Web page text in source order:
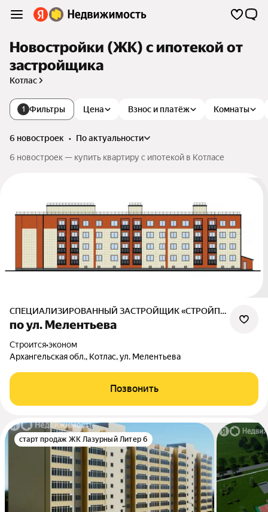
Новостройки (ЖК) с ипотекой от
застройщика
Котлас
1 Фильтры Цена Взнос и платёж Комнаты
6 новостроек •
по актуальности
6 новостроек — купить квартиру с ипотекой в Котласе
СПЕЦИАЛИЗИРОВАННЫЙ ЗАСТРОЙЩИК «СТРОЙПРОГРЕСС»
по ул. Мелентьева
Строится•эконом
Архангельская обл., Котлас, ул. Мелентьева
Позвонить
старт продаж ЖК Лазурный Литер 6